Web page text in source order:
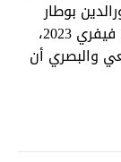
بوطار
المدير العام لإذاعة موزاييك أف.أم بتاريخ 13 فيفري 2023،
والبصري أن